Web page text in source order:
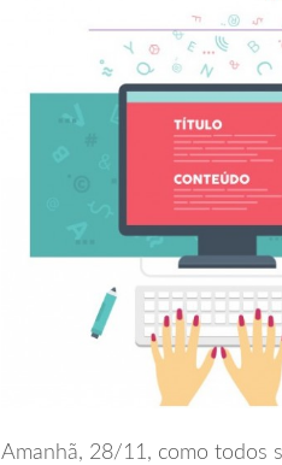
Amanhã, 28/11, como todos